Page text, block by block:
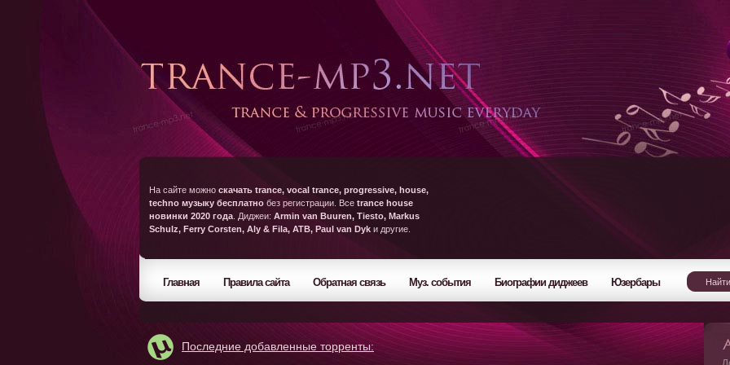
На сайте можно скачать trance, vocal trance, progressive, house,
techno музыку бесплатно без регистрации. Все trance house
новинки 2020 года . Диджеи: Armin van Buuren, Tiesto, Markus
Schulz, Ferry Corsten, Aly & Fila, ATB, Paul van Dyk и другие.
Главная Правила сайта Обратная связь Муз. события Биографии диджеев Юзербары
Последние добавленные торренты: